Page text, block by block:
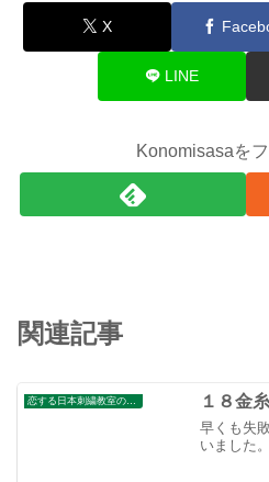
X
LINE
Konomisasaを
関連記事
１８金
早くも失
いました。